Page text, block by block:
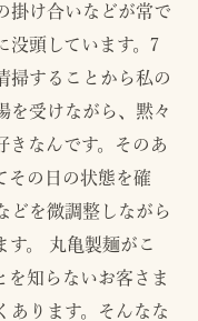
掛け合いなどが常で
没頭しています。7
掃することから私の
を受けながら、黙々
きなんです。そのあ
その日の状態を確
どを微調整しながら
す。 丸亀製麺がこ
を知らないお客さま
あります。そんなな